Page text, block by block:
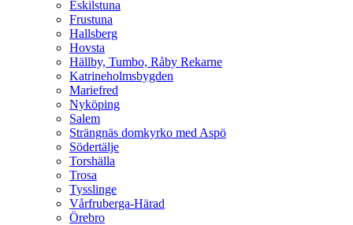
Eskilstuna
Frustuna
Hallsberg
Hovsta
Hällby, Tumbo, Råby Rekarne
Katrineholmsbygden
Mariefred
Nyköping
Salem
Strängnäs domkyrko med Aspö
Södertälje
Torshälla
Trosa
Tysslinge
Vårfruberga-Härad
Örebro